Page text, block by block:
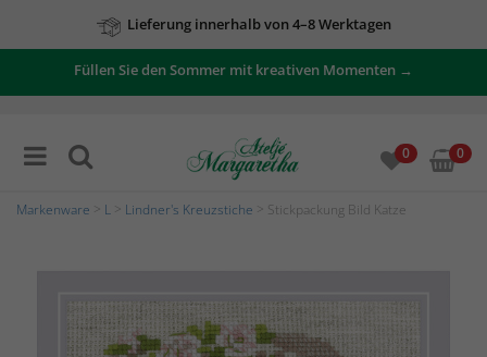
Lieferung innerhalb von 4–8 Werktagen
Füllen Sie den Sommer mit kreativen Momenten →
0 0
Markenware L Lindner's Kreuzstiche > Stickpackung Bild Katze